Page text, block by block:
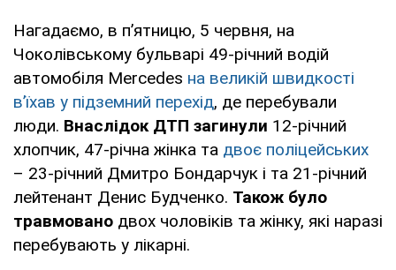
Нагадаємо, в п’ятницю, 5 червня, на
Чоколівському бульварі 49-річний водій
автомобіля Mercedes на великій швидкості
в’їхав у підземний перехід, де перебували
люди. Внаслідок ДТП загинули 12-річний
хлопчик, 47-річна жінка та двоє поліцейських
– 23-річний Дмитро Бондарчук і та 21-річний
лейтенант Денис Будченко. Також було
травмовано двох чоловіків та жінку, які наразі
перебувають у лікарні.